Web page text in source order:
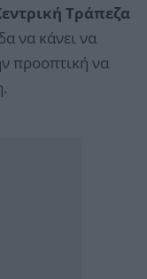
Τράπεζα
να κάνει να
προοπτική να